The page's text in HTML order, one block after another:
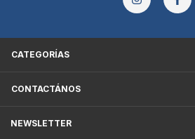
CATEGORÍAS
CONTACTÁNOS
NEWSLETTER